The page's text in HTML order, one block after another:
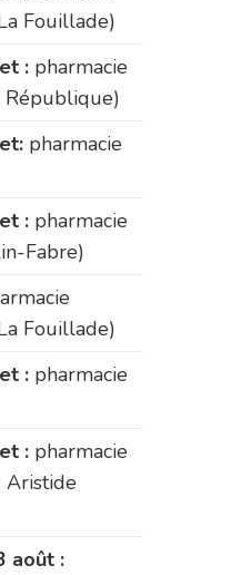
Fouillade)
: pharmacie
République)
pharmacie
: pharmacie
Fabre)
Fouillade)
: pharmacie
: pharmacie
Aristide
août :